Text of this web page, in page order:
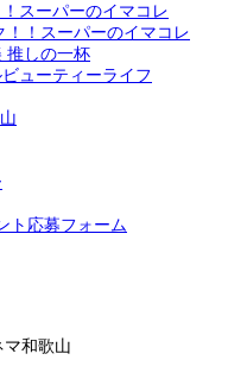
スーパーのイマコレ
！！スーパーのイマコレ
推しの一杯
ューティーライフ
ト応募フォーム
マ和歌山